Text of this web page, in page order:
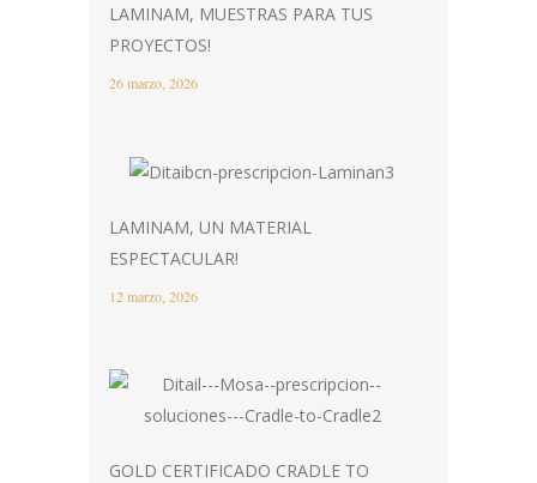
LAMINAM, MUESTRAS PARA TUS
PROYECTOS!
26 marzo, 2026
LAMINAM, UN MATERIAL
ESPECTACULAR!
12 marzo, 2026
GOLD CERTIFICADO CRADLE TO